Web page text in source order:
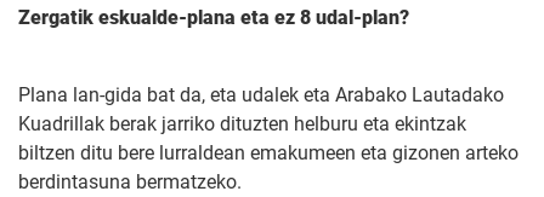
Zergatik eskualde-plana eta ez 8 udal-plan?
Plana lan-gida bat da, eta udalek eta Arabako Lautadako
Kuadrillak berak jarriko dituzten helburu eta ekintzak
biltzen ditu bere lurraldean emakumeen eta gizonen arteko
berdintasuna bermatzeko.